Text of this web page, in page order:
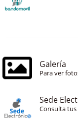
Galería
Para ver
Sede
Consulta tus